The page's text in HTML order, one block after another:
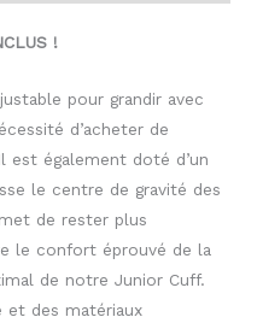
!
pour grandir avec
d’acheter de
est également doté d’un
le centre de gravité des
de rester plus
le confort éprouvé de la
de notre Junior Cuff.
et des matériaux